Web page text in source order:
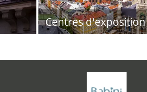
Centres d'exposition